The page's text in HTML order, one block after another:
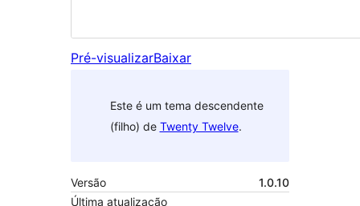
Pré-visualizarBaixar
Este é um tema descendente
(filho) de Twenty Twelve.
Versão
1.0.10
Última atualização